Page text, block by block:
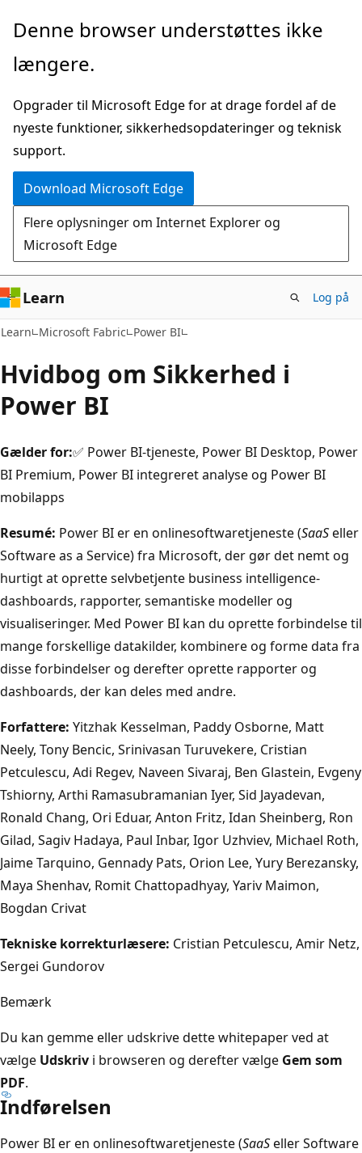
Spring
hovedindhold
Denne browser understøttes ikke
længere.
Opgrader til Microsoft Edge for at drage fordel af de
nyeste funktioner, sikkerhedsopdateringer og teknisk
support.
Download Microsoft Edge
Flere oplysninger om Internet Explorer og
Microsoft Edge
Learn Log på
Learn Microsoft Fabric Power BI
Hvidbog om Sikkerhed i
Power BI
Gælder for:✅ Power BI-tjeneste, Power BI Desktop, Power
BI Premium, Power BI integreret analyse og Power BI
mobilapps
Resumé: Power BI er en onlinesoftwaretjeneste (SaaSeller
Software as a Service) fra Microsoft, der gør det nemt og
hurtigt at oprette selvbetjente business intelligence-
dashboards, rapporter, semantiske modeller og
visualiseringer. Med Power BI kan du oprette forbindelse til
mange forskellige datakilder, kombinere og forme data fra
disse forbindelser og derefter oprette rapporter og
dashboards, der kan deles med andre.
Forfattere: Yitzhak Kesselman, Paddy Osborne, Matt
Neely, Tony Bencic, Srinivasan Turuvekere, Cristian
Petculescu, Adi Regev, Naveen Sivaraj, Ben Glastein, Evgeny
Tshiorny, Arthi Ramasubramanian Iyer, Sid Jayadevan,
Ronald Chang, Ori Eduar, Anton Fritz, Idan Sheinberg, Ron
Gilad, Sagiv Hadaya, Paul Inbar, Igor Uzhviev, Michael Roth,
Jaime Tarquino, Gennady Pats, Orion Lee, Yury Berezansky,
Maya Shenhav, Romit Chattopadhyay, Yariv Maimon,
Bogdan Crivat
Tekniske korrekturlæsere: Cristian Petculescu, Amir Netz,
Sergei Gundorov
Bemærk
Du kan gemme eller udskrive dette whitepaper ved at
vælge Udskriv i browseren og derefter vælge Gem som
PDF.
Indførelsen
Power BI er en onlinesoftwaretjeneste (SaaSeller Software